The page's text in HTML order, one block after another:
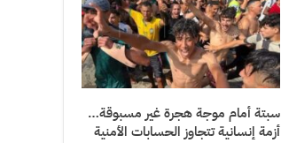
سبتة أمام موجة هجرة غير مسبوقة…
أزمة إنسانية تتجاوز الحسابات الأمنية